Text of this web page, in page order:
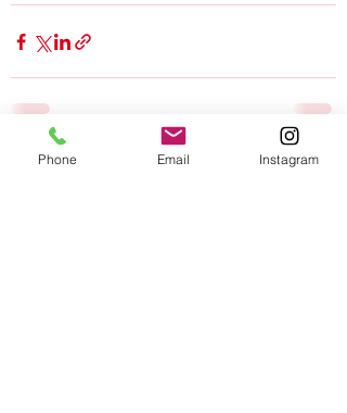
Aktuelle Beiträge Alle ansehen
Phone Email Instagram